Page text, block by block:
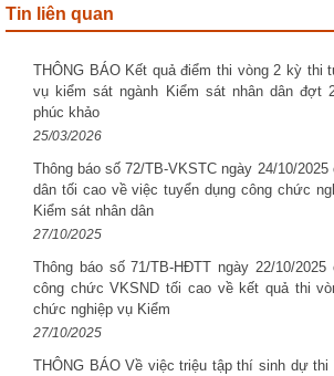
Tin liên quan
THÔNG BÁO Kết quả điểm thi vòng 2 kỳ thi
vụ kiểm sát ngành Kiểm sát nhân dân đợt
phúc khảo
25/03/2026
Thông báo số 72/TB-VKSTC ngày 24/10/
dân tối cao về việc tuyển dụng công chức
Kiểm sát nhân dân
27/10/2025
Thông báo số 71/TB-HĐTT ngày 22/10/
công chức VKSND tối cao về kết quả thi
chức nghiệp vụ Kiểm
27/10/2025
THÔNG BÁO Về việc triệu tập thí sinh dự